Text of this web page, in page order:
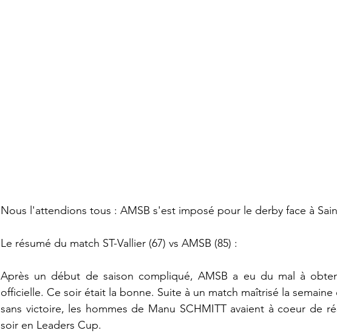
Nous l'attendions tous : AMSB s'est imposé pour le derby face à
Le résumé du match ST-Vallier (67) vs AMSB (85) :
Après un début de saison compliqué, AMSB a eu du mal à
officielle. Ce soir était la bonne. Suite à un match maîtrisé la
sans victoire, les hommes de Manu SCHMITT avaient à coeur de
soir en Leaders Cup.